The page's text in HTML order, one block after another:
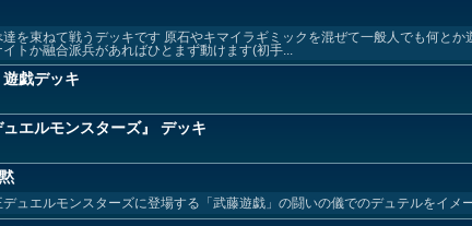
を束ねて戦うデッキです 原石やキマイラギミックを混ぜて一般人でも何と
トか融合派兵があればひとまず動けます(初手...
戯デッキ
ュエルモンスターズ』 デッキ
デュエルモンスターズに登場する「武藤遊戯」の闘いの儀でのデュテルをイメ